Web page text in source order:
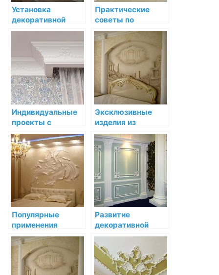
Установка
декоративной
лепнины в
спальне:
подробный
мастер-класс
Практические
советы по
установке и уходу
за лепниной
Индивидуальные
проекты с
использованием
лепнины: создание
уникального
интерьера
Эксклюзивные
изделия из
лепнины как
элемент
интерьера
Популярные
применения
декоративной
лепнины в
современном
дизайне интерьера
Развитие
декоративной
лепнины в
интерьере XIX
века